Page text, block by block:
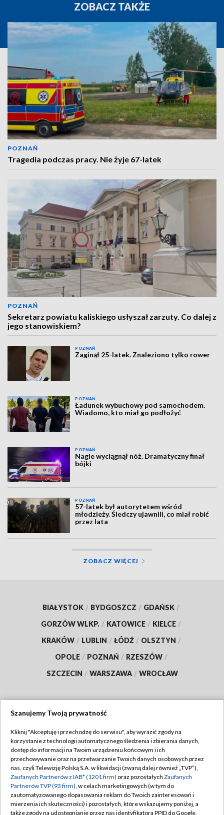
ZOBACZ TAKŻE
POZNAŃ
Tragedia podczas pracy. Nie żyje 67-latek
POZNAŃ
Sekretarz powiatu kaliskiego usłyszał zarzuty. Co dalej z
jego stanowiskiem?
POZNAŃ
Zaginął 25-latek. Znaleziono tylko rower
POZNAŃ
Ładunek wybuchowy pod samochodem.
Wiadomo, kto miał go podłożyć
POZNAŃ
Nagle wyciągnął nóż. Dramatyczny finał
bójki
POZNAŃ
57-latek był autorytetem wśród
młodzieży. Śledczy ujawnili, co miał robić
przez lata
ZOBACZ WIĘCEJ
BIAŁYSTOK / BYDGOSZCZ / GDAŃSK /
GORZÓW WLKP. / KATOWICE / KIELCE /
KRAKÓW / LUBLIN / ŁÓDŹ / OLSZTYN /
OPOLE / POZNAŃ / RZESZÓW /
SZCZECIN / WARSZAWA / WROCŁAW
TVP
Abonament TVP
Emisja w TVP
Centrum informacji TVP
Naziemna Telewizja Cyfrowa
Regulamin TVP
Polityka prywatności
Moje zgody
Pomoc
Szanujemy Twoją prywatność
Kliknij "Akceptuję i przechodzę do serwisu", aby wyrazić zgody na
korzystanie z technologii automatycznego śledzenia i zbierania danych,
dostęp do informacji na Twoim urządzeniu końcowym i ich
przechowywanie oraz na przetwarzanie Twoich danych osobowych przez
nas, czyli Telewizję Polską S.A. w likwidacji (zwaną dalej również „TVP”),
Zaufanych Partnerów z IAB* (1201 firm) oraz pozostałych Zaufanych
Partnerów TVP (93 firm), w celach marketingowych (w tym do
zautomatyzowanego dopasowania reklam do Twoich zainteresowań i
mierzenia ich skuteczności) i pozostałych, które wskazujemy poniżej, a
także zgody na udostępnianie przez nas identyfikatora PPID do Google.